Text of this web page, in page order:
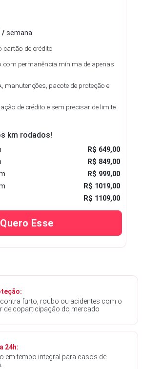
semana
cartão de crédito
com permanência mínima de apenas
manutenções, pacote de proteção e
de crédito e sem precisar de limite
km rodados!
R$ 649,00
R$ 849,00
R$ 999,00
R$ 1019,00
R$ 1109,00
Quero Esse
furto, roubo ou acidentes com o
de coparticipação do mercado
24h:
em tempo integral para casos de